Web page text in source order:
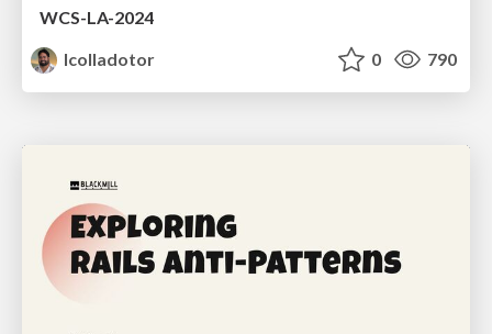
WCS-LA-2024
lcolladotor
0 790